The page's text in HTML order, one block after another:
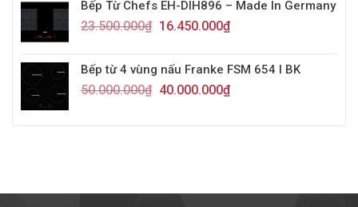
Bếp Từ Chefs EH-DIH896 – Made In Germany
23.500.000₫ 16.450.000₫
Bếp từ 4 vùng nấu Franke FSM 654 I BK
50.000.000₫ 40.000.000₫